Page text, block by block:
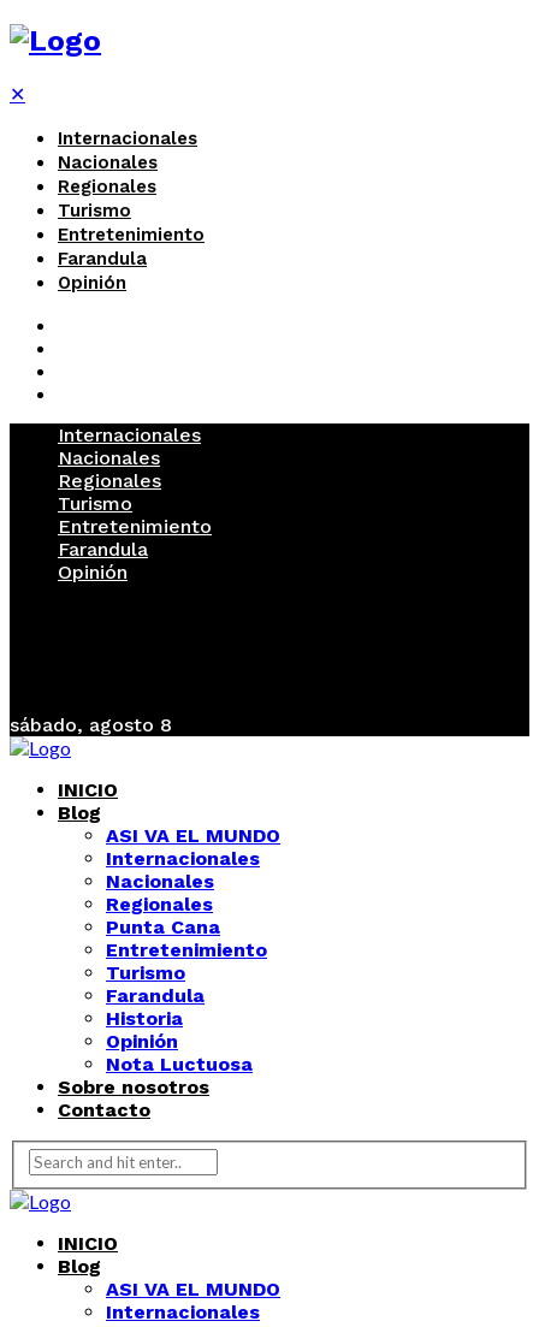
✕
Internacionales
Nacionales
Regionales
Turismo
Entretenimiento
Farandula
Opinión
Internacionales
Nacionales
Regionales
Turismo
Entretenimiento
Farandula
Opinión
sábado, agosto 8
INICIO
Blog
ASI VA EL MUNDO
Internacionales
Nacionales
Regionales
Punta Cana
Entretenimiento
Turismo
Farandula
Historia
Opinión
Nota Luctuosa
Sobre nosotros
Contacto
INICIO
Blog
ASI VA EL MUNDO
Internacionales